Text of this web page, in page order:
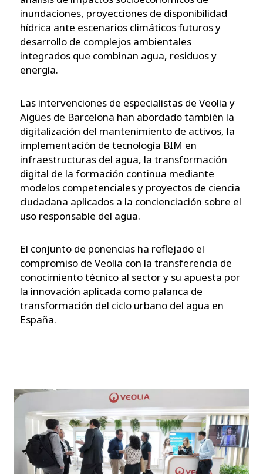
inundaciones, proyecciones de disponibilidad
hídrica ante escenarios climáticos futuros y
desarrollo de complejos ambientales
integrados que combinan agua, residuos y
energía.
Las intervenciones de especialistas de Veolia y
Aigües de Barcelona han abordado también la
digitalización del mantenimiento de activos, la
implementación de tecnología BIM en
infraestructuras del agua, la transformación
digital de la formación continua mediante
modelos competenciales y proyectos de ciencia
ciudadana aplicados a la concienciación sobre el
uso responsable del agua.
El conjunto de ponencias ha reflejado el
compromiso de Veolia con la transferencia de
conocimiento técnico al sector y su apuesta por
la innovación aplicada como palanca de
transformación del ciclo urbano del agua en
España.